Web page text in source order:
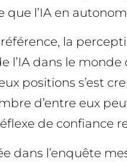
l’IA en
la
l’IA dans le
positions s’est
d’entre eux
de confiance
dans l’enquête